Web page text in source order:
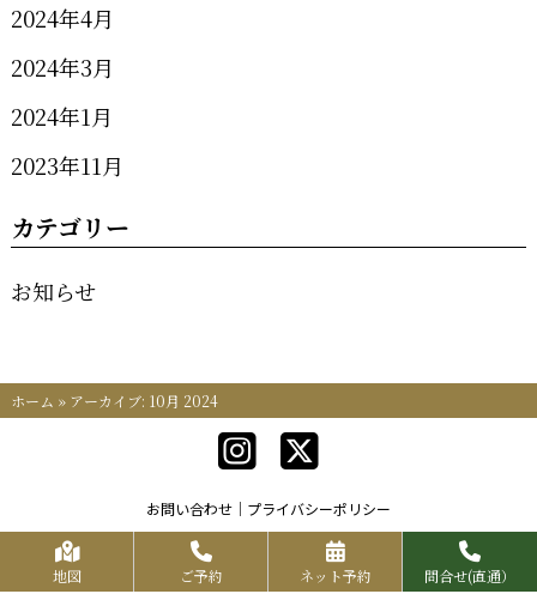
2024年4月
2024年3月
2024年1月
2023年11月
カテゴリー
お知らせ
ホーム » アーカイブ: 10月 2024
お問い合わせ プライバシーポリシー
Copyrights KR FOOD SERVICE All Rights Reserved.
地図 ご予約 ネット予約 問合せ(直通）